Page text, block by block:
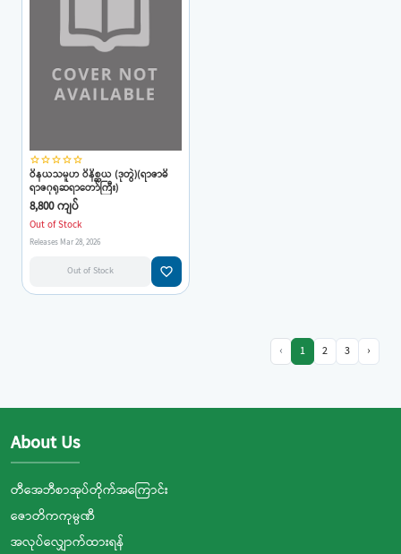
star_borderstar_borderstar_borderstar_borderstar_border
ဝိနယသမူဟ ဝိနိစ္ဆယ (ဒုတွဲ)(ရာဇာဓိ
ရာဇဂုရုဆရာတော်ကြီး)
8,800 ကျပ်
Out of Stock
Releases Mar 28, 2026
Out of Stock favorite_border
‹ 1 2 3 ›
About Us
တီအေဘီစာအုပ်တိုက်အကြောင်း
ဇောတိကကုမ္ပဏီ
အလုပ်လျှောက်ထားရန်